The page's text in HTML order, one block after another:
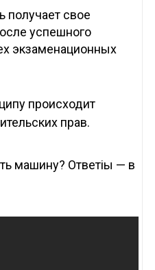
получает свое
успешного
экзаменационных
происходит
прав.
машину? Ответіы — в